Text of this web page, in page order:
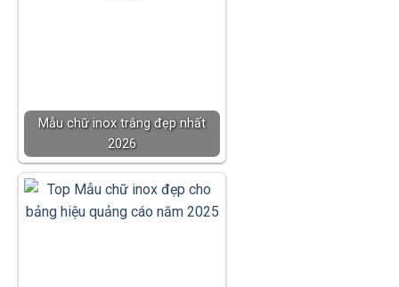
Mẫu chữ inox trắng đẹp nhất
2026